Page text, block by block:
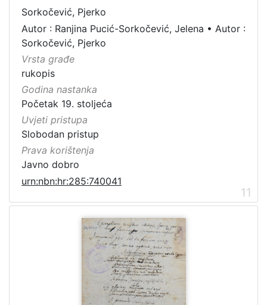
Sorkočević, Pjerko
Autor : Ranjina Pucić-Sorkočević, Jelena • Autor :
Sorkočević, Pjerko
Vrsta građe
rukopis
Godina nastanka
Početak 19. stoljeća
Uvjeti pristupa
Slobodan pristup
Prava korištenja
Javno dobro
urn:nbn:hr:285:740041
11